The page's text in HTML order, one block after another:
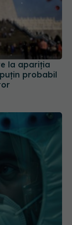
la apariția
probabil
care a